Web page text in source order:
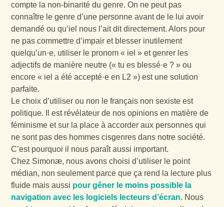
compte la non-binarité du genre. On ne peut pas
connaître le genre d’une personne avant de le lui avoir
demandé ou qu’iel nous l’ait dit directement. Alors pour
ne pas commettre d’impair et blesser inutilement
quelqu’un·e, utiliser le pronom « iel » et genrer les
adjectifs de manière neutre (« tu es blessé·e ? » ou
encore « iel a été accepté·e en L2 ») est une solution
parfaite.
Le choix d’utiliser ou non le français non sexiste est
politique. Il est révélateur de nos opinions en matière de
féminisme et sur la place à accorder aux personnes qui
ne sont pas des hommes cisgenres dans notre société.
C’est pourquoi il nous paraît aussi important.
Chez Simonæ, nous avons choisi d’utiliser le point
médian, non seulement parce que ça rend la lecture plus
fluide mais aussi pour gêner le moins possible la
navigation avec les logiciels lecteurs d’écran. Nous